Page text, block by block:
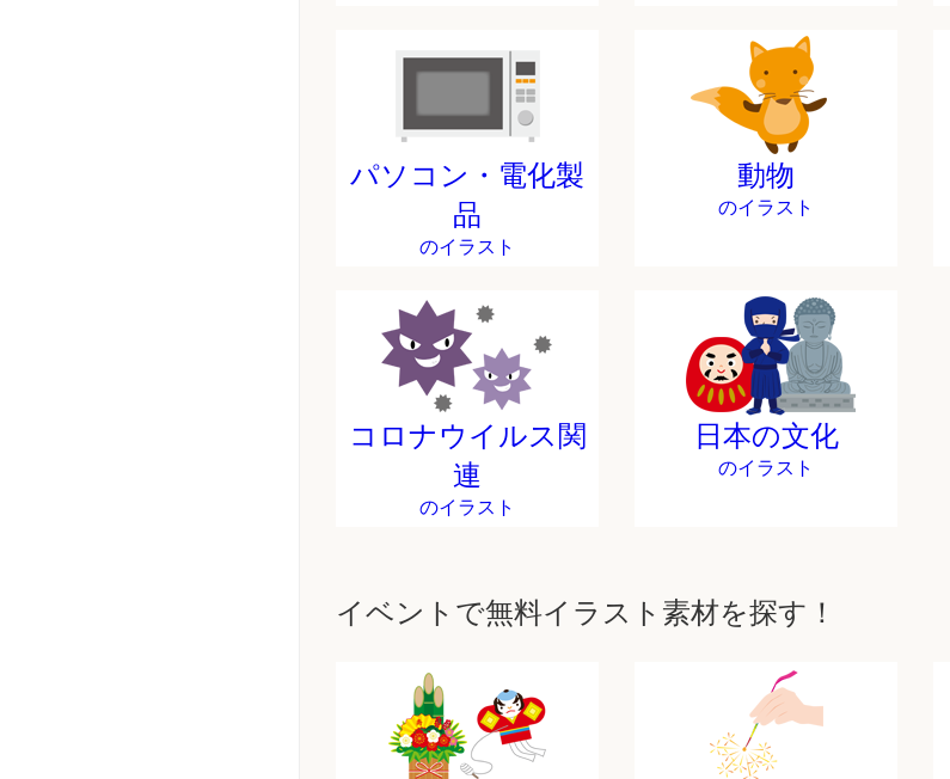
パソコン・電化製
品
のイラスト
動物
のイラスト
コロナウイルス関
連
のイラスト
日本の文化
のイラスト
イベントで無料イラスト素材を探す！